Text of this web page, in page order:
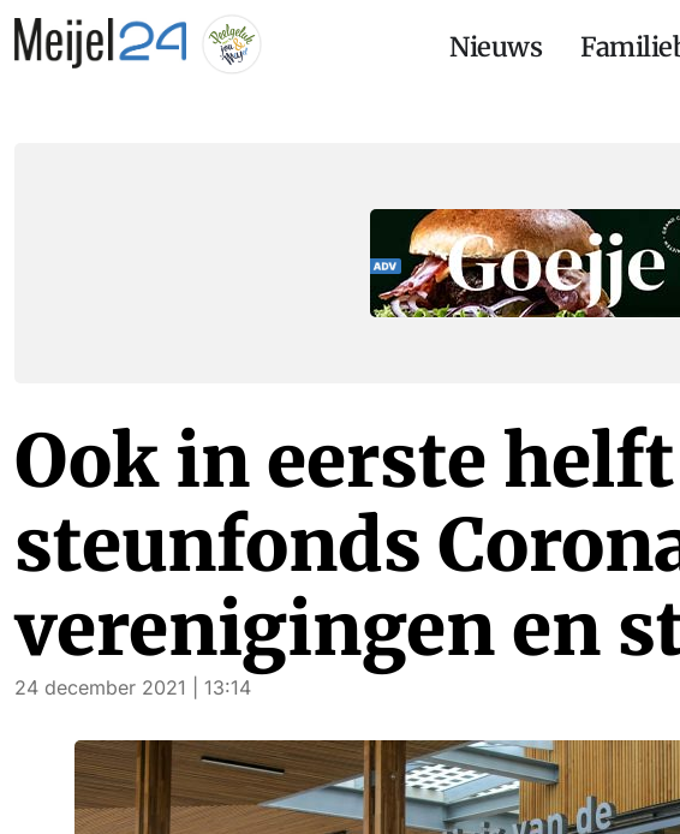
Nieuws
Ook in eerste
steunfonds
verenigingen en
24 december 2021 | 13:14